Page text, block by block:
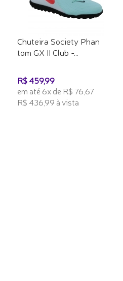
Chuteira Society Phan
tom GX II Club -...
R$ 459,99
em até 6x de R$ 76,67
R$ 436,99 à vista